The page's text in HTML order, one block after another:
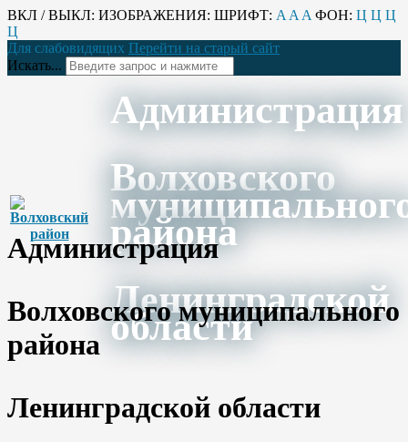
ВКЛ / ВЫКЛ: ИЗОБРАЖЕНИЯ: ШРИФТ: A A A ФОН: Ц Ц Ц
Ц
Для слабовидящих Перейти на старый сайт
Искать...
Администрация
Волховского
района
Ленинградской
области
Администрация
Волховского муниципального
района
Ленинградской области